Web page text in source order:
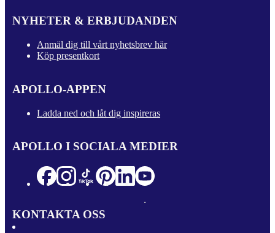
NYHETER & ERBJUDANDEN
Anmäl dig till vårt nyhetsbrev här
Köp presentkort
APOLLO-APPEN
Ladda ned och låt dig inspireras
APOLLO I SOCIALA MEDIER
KONTAKTA OSS